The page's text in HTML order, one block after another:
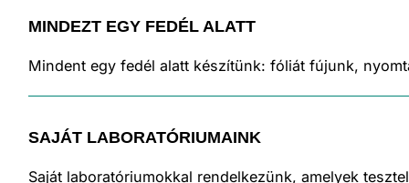
MINDEZT EGY FEDÉL ALATT
Mindent egy fedél alatt készítünk: fóliát fújunk,
SAJÁT LABORATÓRIUMAINK
Saját laboratóriumokkal rendelkezünk, amelyek